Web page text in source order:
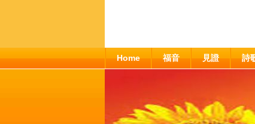
Home 福音 見證 詩